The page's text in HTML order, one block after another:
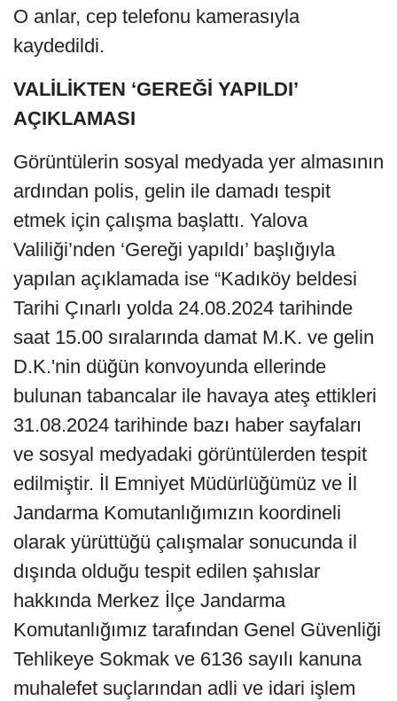
O anlar, cep telefonu kamerasıyla
kaydedildi.
VALİLİKTEN ‘GEREĞİ YAPILDI’
AÇIKLAMASI
Görüntülerin sosyal medyada yer almasının
ardından polis, gelin ile damadı tespit
etmek için çalışma başlattı. Yalova
Valiliği’nden ‘Gereği yapıldı’ başlığıyla
yapılan açıklamada ise “Kadıköy beldesi
Tarihi Çınarlı yolda 24.08.2024 tarihinde
saat 15.00 sıralarında damat M.K. ve gelin
D.K.'nin düğün konvoyunda ellerinde
bulunan tabancalar ile havaya ateş ettikleri
31.08.2024 tarihinde bazı haber sayfaları
ve sosyal medyadaki görüntülerden tespit
edilmiştir. İl Emniyet Müdürlüğümüz ve İl
Jandarma Komutanlığımızın koordineli
olarak yürüttüğü çalışmalar sonucunda il
dışında olduğu tespit edilen şahıslar
hakkında Merkez İlçe Jandarma
Komutanlığımız tarafından Genel Güvenliği
Tehlikeye Sokmak ve 6136 sayılı kanuna
muhalefet suçlarından adli ve idari işlem